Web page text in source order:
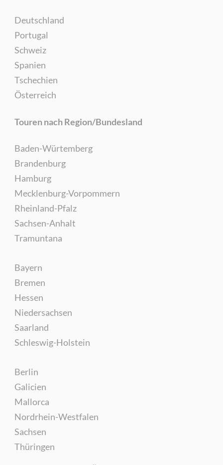
Deutschland
Portugal
Schweiz
Spanien
Tschechien
Österreich
Touren nach Region/Bundesland
Baden-Würtemberg
Brandenburg
Hamburg
Mecklenburg-Vorpommern
Rheinland-Pfalz
Sachsen-Anhalt
Tramuntana
Bayern
Bremen
Hessen
Niedersachsen
Saarland
Schleswig-Holstein
Berlin
Galicien
Mallorca
Nordrhein-Westfalen
Sachsen
Thüringen